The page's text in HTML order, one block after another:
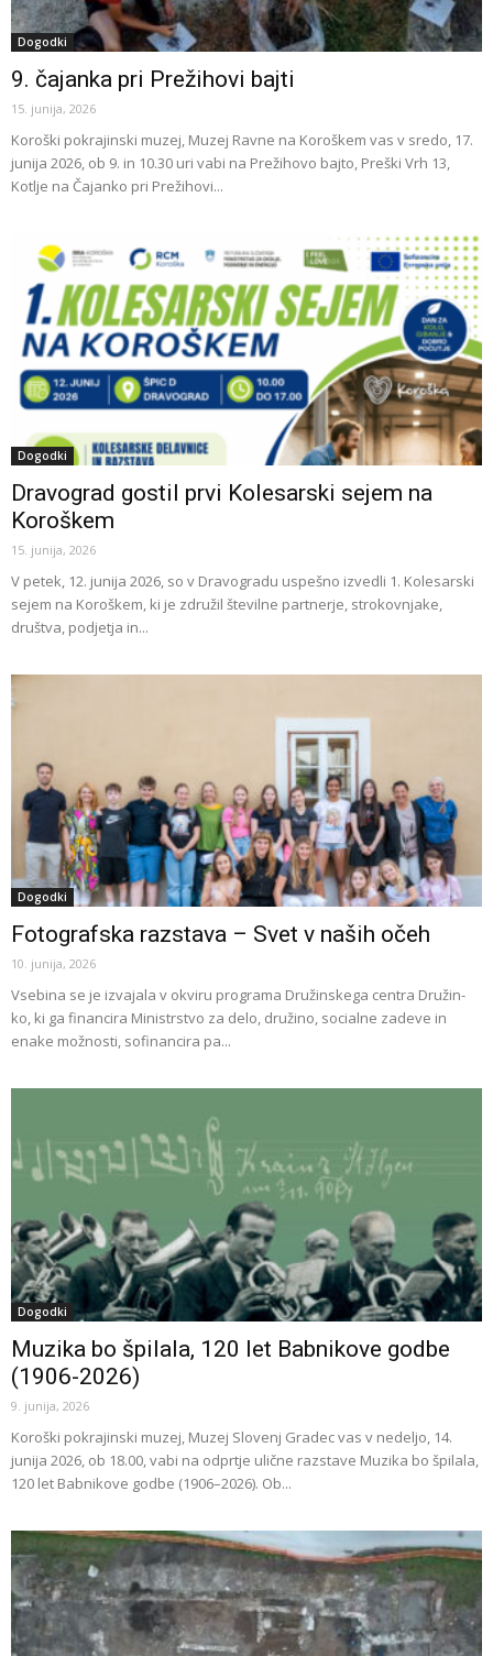
Dogodki
9. čajanka pri Prežihovi bajti
15. junija, 2026
Koroški pokrajinski muzej, Muzej Ravne na Koroškem vas v sredo, 17.
junija 2026, ob 9. in 10.30 uri vabi na Prežihovo bajto, Preški Vrh 13,
Kotlje na Čajanko pri Prežihovi...
Dogodki
Dravograd gostil prvi Kolesarski sejem na
Koroškem
15. junija, 2026
V petek, 12. junija 2026, so v Dravogradu uspešno izvedli 1. Kolesarski
sejem na Koroškem, ki je združil številne partnerje, strokovnjake,
društva, podjetja in...
Dogodki
Fotografska razstava – Svet v naših očeh
10. junija, 2026
Vsebina se je izvajala v okviru programa Družinskega centra Družin-
ko, ki ga financira Ministrstvo za delo, družino, socialne zadeve in
enake možnosti, sofinancira pa...
Dogodki
Muzika bo špilala, 120 let Babnikove godbe
(1906-2026)
9. junija, 2026
Koroški pokrajinski muzej, Muzej Slovenj Gradec vas v nedeljo, 14.
junija 2026, ob 18.00, vabi na odprtje ulične razstave Muzika bo špilala,
120 let Babnikove godbe (1906–2026). Ob...